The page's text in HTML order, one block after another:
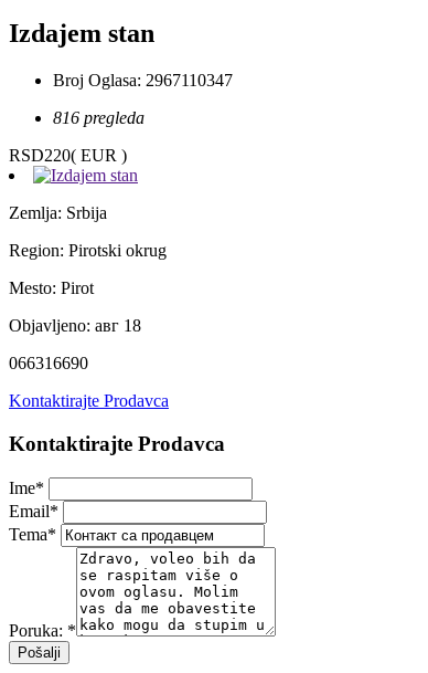
Izdajem stan
Broj Oglasa: 2967110347
816 pregleda
RSD220( EUR )
Zemlja: Srbija
Region: Pirotski okrug
Mesto: Pirot
Objavljeno: авг 18
066316690
Kontaktirajte Prodavca
Kontaktirajte Prodavca
Ime*
Email*
Tema*
Poruka: *